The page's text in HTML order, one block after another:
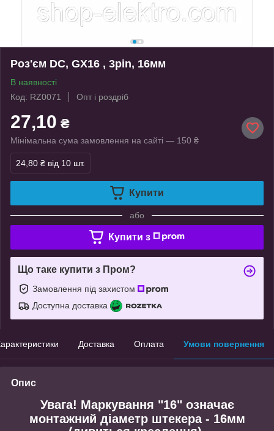
Роз'єм DC, GX16 , 3pin, 16мм
В наявності
Код: RZ0071
Опт і роздріб
27,10 ₴
Мінімальна сума замовлення на сайті — 150 ₴
24,80 ₴ від 10 шт.
Купити
або
Купити з
Що таке купити з Пром?
Замовлення під захистом
Доступна доставка
Доставка Оплата Умови повернення
Опис
Увага! Маркування "16" означає
монтажний діаметр штекера - 16мм